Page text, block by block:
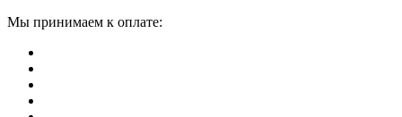
Мы принимаем к оплате: